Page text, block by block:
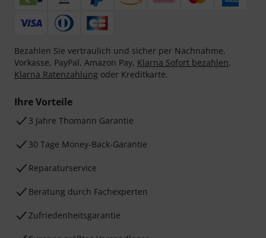
Bezahlen Sie vertraulich und sicher per Nachnahme,
Vorkasse, PayPal, Amazon Pay, Klarna Sofort bezahlen,
Klarna Ratenzahlung oder Kreditkarte.
Ihre Vorteile
3 Jahre Thomann Garantie
30 Tage Money-Back-Garantie
Reparaturservice
Beratung durch Fachexperten
Zufriedenheitsgarantie